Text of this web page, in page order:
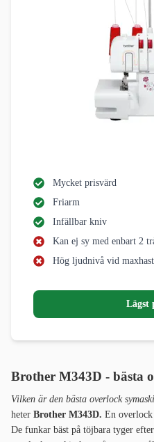
Mycket prisvärd
Friarm
Infällbar kniv
Kan ej sy med enbart 2
Hög ljudnivå vid
Lägst
Brother M343D - bästa
Vilken är den bästa overlock
heter Brother M343D. En
De funkar bäst på töjbara tyger